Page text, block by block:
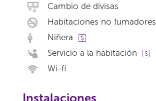
Cambio de divisas
Habitaciones no fumadores
Niñera
Servicio a la habitación
Wi-fi
Instalaciones